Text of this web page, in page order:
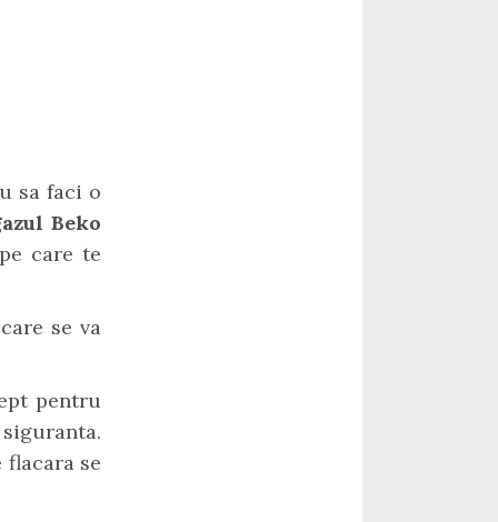
sa faci o
Beko
care te
se va
pentru
se